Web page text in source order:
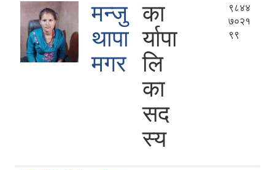
मन्जु
थापा
मगर
का
र्यापा
लि
का
सद
स्य
९८४४
७०२१
९९